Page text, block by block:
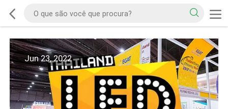
Jun 23, 2022